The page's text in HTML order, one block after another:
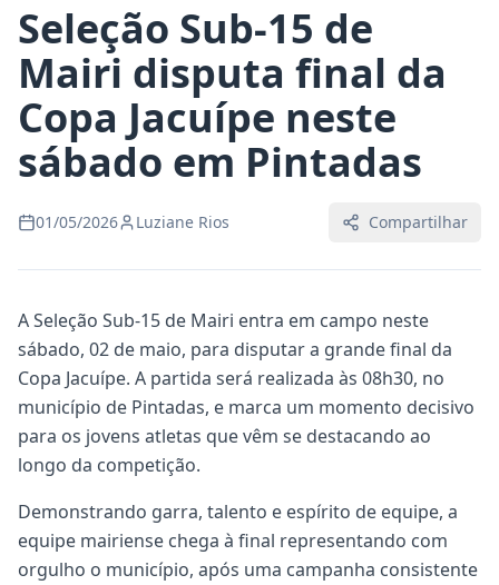
Seleção Sub-15 de
Mairi disputa final da
Copa Jacuípe neste
sábado em Pintadas
01/05/2026 Luziane Rios Compartilhar
A Seleção Sub-15 de Mairi entra em campo neste
sábado, 02 de maio, para disputar a grande final da
Copa Jacuípe. A partida será realizada às 08h30, no
município de Pintadas, e marca um momento decisivo
para os jovens atletas que vêm se destacando ao
longo da competição.
Demonstrando garra, talento e espírito de equipe, a
equipe mairiense chega à final representando com
orgulho o município, após uma campanha consistente